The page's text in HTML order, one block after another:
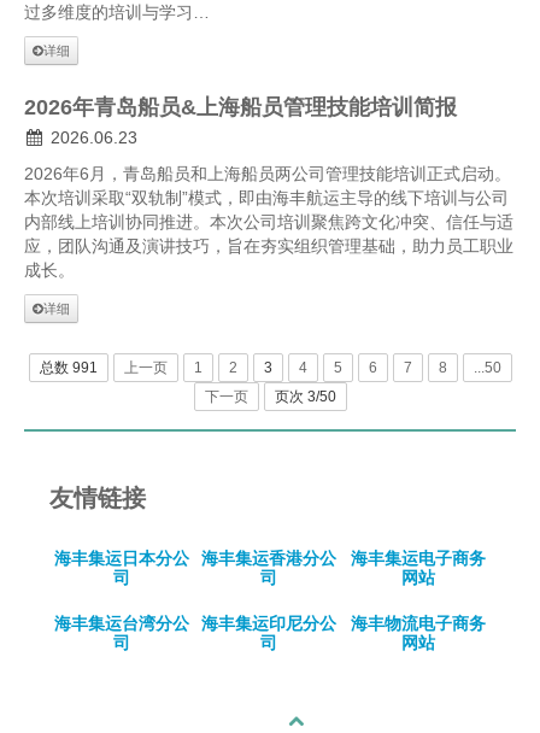
过多维度的培训与学习…
详细
2026年青岛船员&上海船员管理技能培训简报
2026.06.23
2026年6月，青岛船员和上海船员两公司管理技能培训正式启动。
本次培训采取“双轨制”模式，即由海丰航运主导的线下培训与公司
内部线上培训协同推进。本次公司培训聚焦跨文化冲突、信任与适
应，团队沟通及演讲技巧，旨在夯实组织管理基础，助力员工职业
成长。
详细
总数 991 上一页 1 2 3 4 5 6 7 8
...50
下一页
页次 3/50
友情链接
海丰集运日本分公
司
海丰集运香港分公
司
海丰集运电子商务
网站
海丰集运台湾分公
司
海丰集运印尼分公
司
海丰物流电子商务
网站